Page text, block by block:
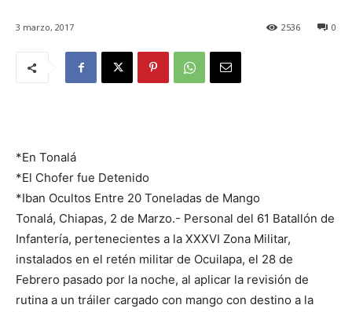
3 marzo, 2017 0
2536
*En Tonalá
*El Chofer fue Detenido
*Iban Ocultos Entre 20 Toneladas de Mango
Tonalá, Chiapas, 2 de Marzo.- Personal del 61 Batallón de
Infantería, pertenecientes a la XXXVI Zona Militar,
instalados en el retén militar de Ocuilapa, el 28 de
Febrero pasado por la noche, al aplicar la revisión de
rutina a un tráiler cargado con mango con destino a la